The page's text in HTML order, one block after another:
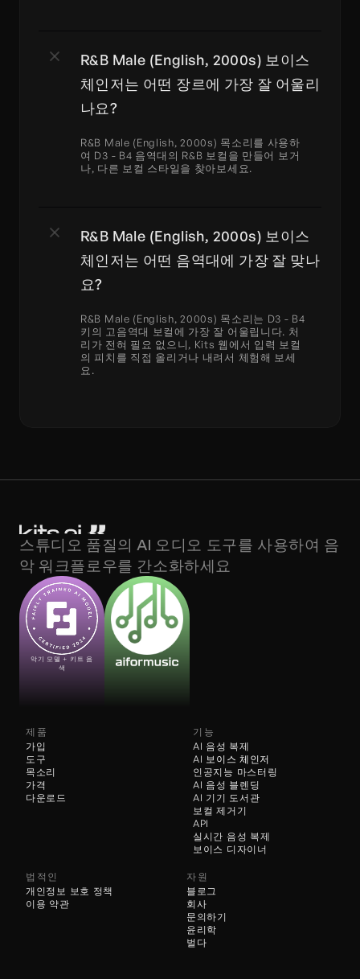
R&B Male (English, 2000s) 보이스
체인저는 어떤 장르에 가장 잘 어울리
나요?
R&B Male (English, 2000s) 목소리를 사용하
여 D3 - B4 음역대의 R&B 보컬을 만들어 보거
나, 다른 보컬 스타일을 찾아보세요.
R&B Male (English, 2000s) 보이스
체인저는 어떤 음역대에 가장 잘 맞나
요?
R&B Male (English, 2000s) 목소리는 D3 - B4
키의 고음역대 보컬에 가장 잘 어울립니다. 처
리가 전혀 필요 없으니, Kits 웹에서 입력 보컬
의 피치를 직접 올리거나 내려서 체험해 보세
요.
스튜디오 품질의 AI 오디오 도구를 사용하여 음
악 워크플로우를 간소화하세요
악기 모델 + 키트 음
색
제품
가입
도구
목소리
가격
다운로드
기능
AI 음성 복제
AI 음성 블렌딩
AI 보이스 체인저
인공지능 마스터링
AI 기기 도서관
보컬 제거기
API
실시간 음성 복제
보이스 디자이너
법적인
개인정보 보호 정책
이용 약관
자원
블로그
회사
문의하기
윤리학
벌다